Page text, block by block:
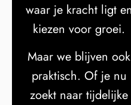
waar je kracht ligt en
kiezen voor groei.
Maar we blijven ook
praktisch. Of je nu
zoekt naar tijdelijke